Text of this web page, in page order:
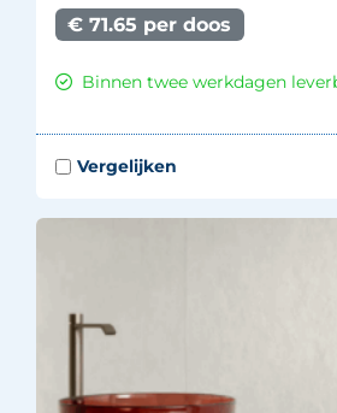
€ 71.65 per doos
Binnen twee werkdagen